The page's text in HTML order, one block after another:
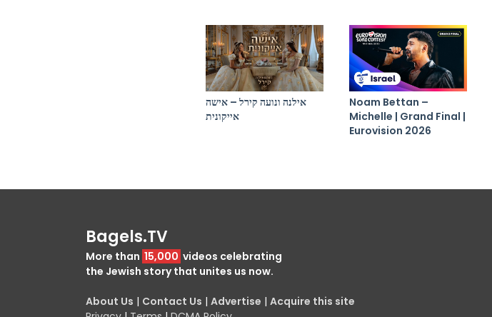
אילנה ונועה קירל – אישה
אייקונית
Noam Bettan –
Michelle | Grand Final |
Eurovision 2026
Bagels.TV
More than 15,000 videos celebrating
the Jewish story that unites us now.
About Us | Contact Us | Advertise | Acquire this site